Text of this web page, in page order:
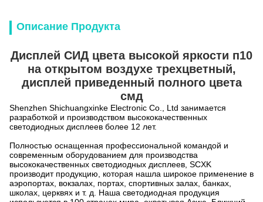
Описание Продукта
Дисплей СИД цвета высокой яркости п10
на открытом воздухе трехцветный,
дисплей приведенный полного цвета
смд
Shenzhen Shichuangxinke Electronic Co., Ltd занимается
разработкой и производством высококачественных
светодиодных дисплеев более 12 лет.
Полностью оснащенная профессиональной командой и
современным оборудованием для производства
высококачественных светодиодных дисплеев, SCXK
производит продукцию, которая нашла широкое применение в
аэропортах, вокзалах, портах, спортивных залах, банках,
школах, церквях и т. д. Наша светодиодная продукция